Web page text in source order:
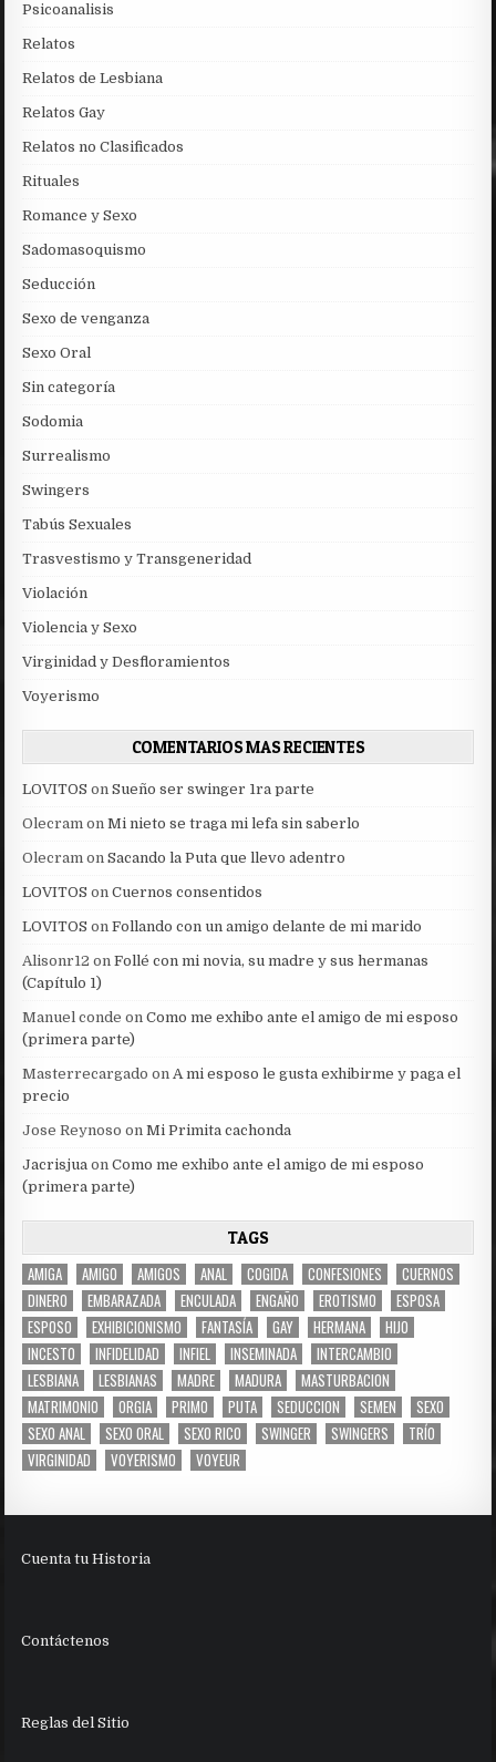
Psicoanalisis
Relatos
Relatos de Lesbiana
Relatos Gay
Relatos no Clasificados
Rituales
Romance y Sexo
Sadomasoquismo
Seducción
Sexo de venganza
Sexo Oral
Sin categoría
Sodomia
Surrealismo
Swingers
Tabús Sexuales
Trasvestismo y Transgeneridad
Violación
Violencia y Sexo
Virginidad y Desfloramientos
Voyerismo
COMENTARIOS MAS RECIENTES
LOVITOS onSueño ser swinger 1ra parte
Olecram onMi nieto se traga mi lefa sin saberlo
Olecram onSacando la Puta que llevo adentro
LOVITOS onCuernos consentidos
LOVITOS onFollando con un amigo delante de mi marido
Alisonr12 onFollé con mi novia, su madre y sus hermanas
(Capítulo 1)
Manuel conde onComo me exhibo ante el amigo de mi esposo
(primera parte)
Masterrecargado onA mi esposo le gusta exhibirme y paga el
precio
Jose Reynoso onMi Primita cachonda
Jacrisjua onComo me exhibo ante el amigo de mi esposo
(primera parte)
TAGS
AMIGA AMIGO AMIGOS ANAL COGIDA CONFESIONES
CUERNOS
DINERO
EMBARAZADA ENCULADA ENGAÑO EROTISMO
ESPOSA
ESPOSO
EXHIBICIONISMO FANTASÍA GAY HERMANA
HIJO
INCESTO
INFIDELIDAD INFIEL INSEMINADA
INTERCAMBIO
LESBIANA
LESBIANAS MADRE MADURA
MASTURBACION
MATRIMONIO
ORGIA PRIMO PUTA SEDUCCION SEMEN
SEXO
SEXO ANAL
SEXO ORAL SEXO RICO SWINGER SWINGERS
TRÍO
VIRGINIDAD
VOYERISMO VOYEUR
Cuenta tu Historia
Contáctenos
Reglas del Sitio